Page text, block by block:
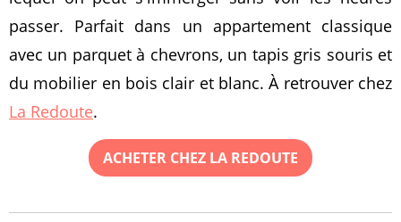
passer. Parfait dans un appartement classique
avec un parquet à chevrons, un tapis gris souris et
du mobilier en bois clair et blanc. À retrouver chez
La Redoute.
ACHETER CHEZ LA REDOUTE